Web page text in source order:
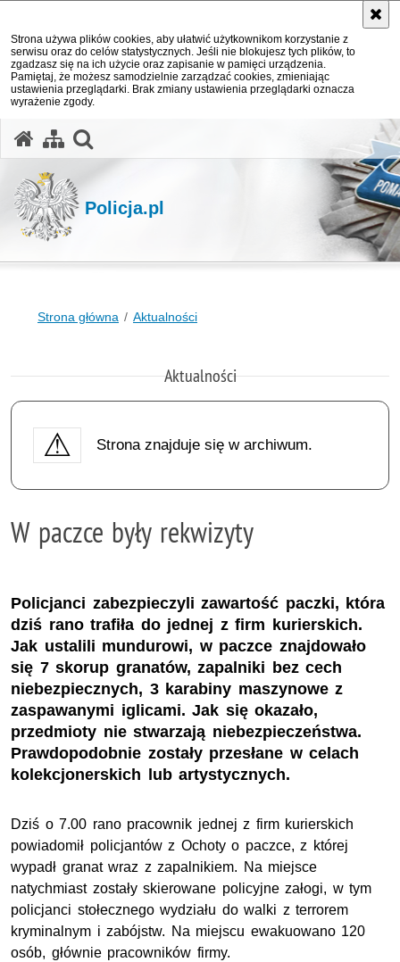
Strona używa plików cookies, aby ułatwić użytkownikom korzystanie z
serwisu oraz do celów statystycznych. Jeśli nie blokujesz tych plików, to
zgadzasz się na ich użycie oraz zapisanie w pamięci urządzenia.
Pamiętaj, że możesz samodzielnie zarządzać cookies, zmieniając
ustawienia przeglądarki. Brak zmiany ustawienia przeglądarki oznacza
wyrażenie zgody.
Policja.pl
Strona główna Aktualności
Aktualności
Strona znajduje się w archiwum.
W paczce były rekwizyty
Policjanci zabezpieczyli zawartość paczki, która
dziś rano trafiła do jednej z firm kurierskich.
Jak ustalili mundurowi, w paczce znajdowało
się 7 skorup granatów, zapalniki bez cech
niebezpiecznych, 3 karabiny maszynowe z
zaspawanymi iglicami. Jak się okazało,
przedmioty nie stwarzają niebezpieczeństwa.
Prawdopodobnie zostały przesłane w celach
kolekcjonerskich lub artystycznych.
Dziś o 7.00 rano pracownik jednej z firm kurierskich
powiadomił policjantów z Ochoty o paczce, z której
wypadł granat wraz z zapalnikiem. Na miejsce
natychmiast zostały skierowane policyjne załogi, w tym
policjanci stołecznego wydziału do walki z terrorem
kryminalnym i zabójstw. Na miejscu ewakuowano 120
osób, głównie pracowników firmy.